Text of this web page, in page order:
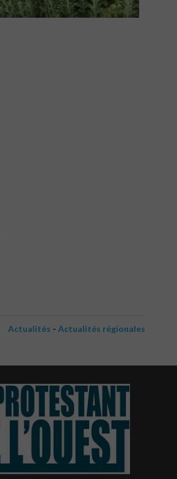
Actualités - Actualités régionales